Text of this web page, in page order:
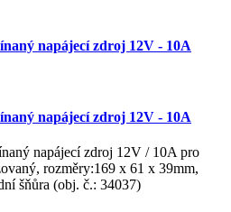
napájecí zdroj 12V - 10A
napájecí zdroj 12V - 10A
napájecí zdroj 12V / 10A pro
rozměry:169 x 61 x 39mm,
šňůra (obj. č.: 34037)